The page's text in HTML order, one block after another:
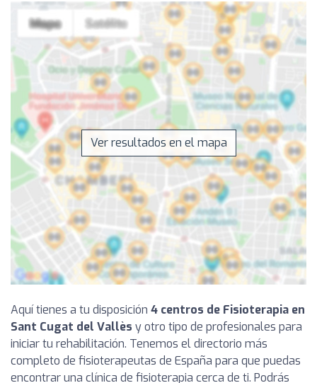
Ver resultados en el mapa
Aquí tienes a tu disposición 4 centros de Fisioterapia en
Sant Cugat del Vallès y otro tipo de profesionales para
iniciar tu rehabilitación. Tenemos el directorio más
completo de fisioterapeutas de España para que puedas
encontrar una clínica de fisioterapia cerca de ti. Podrás